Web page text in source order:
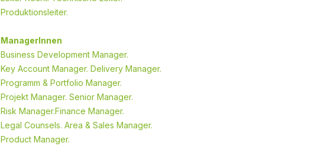
Produktionsleiter.
ManagerInnen
Business Development Manager.
Key Account Manager. Delivery Manager.
Programm & Portfolio Manager.
Projekt Manager. Senior Manager.
Risk Manager.Finance Manager.
Legal Counsels. Area & Sales Manager.
Product Manager.